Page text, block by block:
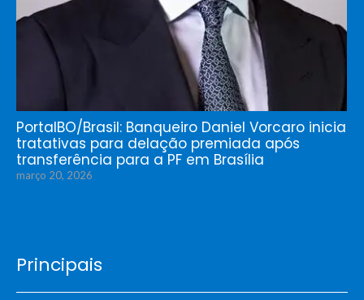
PortalBO/Brasil: Banqueiro Daniel Vorcaro inicia
tratativas para delação premiada após
transferência para a PF em Brasília
março 20, 2026
Principais